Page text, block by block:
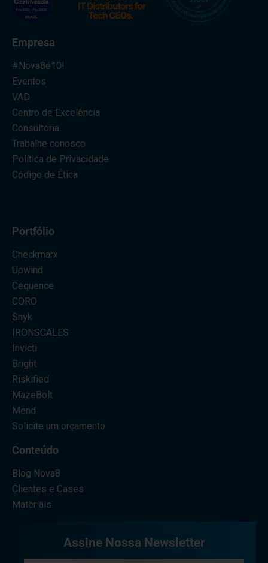
Empresa
#Nova8é10!
Eventos
VAD
Centro de Excelência
Consultoria
Trabalhe conosco
Política de Privacidade
Código de Ética
Portfólio
Checkmarx
Upwind
Cequence
CORO
Snyk
IRONSCALES
Invicti
Bright
Riskified
MazeBolt
Mend
Solicite um orçamento
Conteúdo
Blog Nova8
Clientes e Cases
Materiais
Assine Nossa Newsletter